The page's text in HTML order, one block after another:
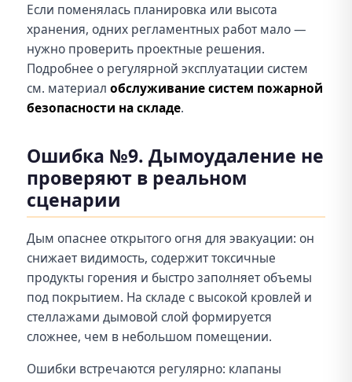
Если поменялась планировка или высота
хранения, одних регламентных работ мало —
нужно проверить проектные решения.
Подробнее о регулярной эксплуатации систем
см. материал обслуживание систем пожарной
безопасности на складе.
Ошибка №9. Дымоудаление не
проверяют в реальном
сценарии
Дым опаснее открытого огня для эвакуации: он
снижает видимость, содержит токсичные
продукты горения и быстро заполняет объемы
под покрытием. На складе с высокой кровлей и
стеллажами дымовой слой формируется
сложнее, чем в небольшом помещении.
Ошибки встречаются регулярно: клапаны